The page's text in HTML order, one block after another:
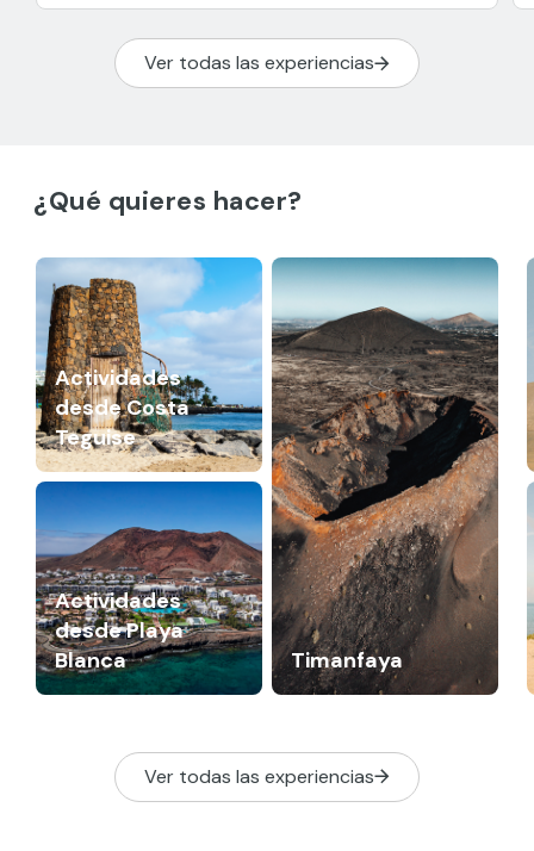
Ver todas las experiencias
¿Qué quieres hacer?
Actividades
desde Costa
Teguise
Timanfaya
Actividades
desde Playa
Blanca
Ver todas las experiencias